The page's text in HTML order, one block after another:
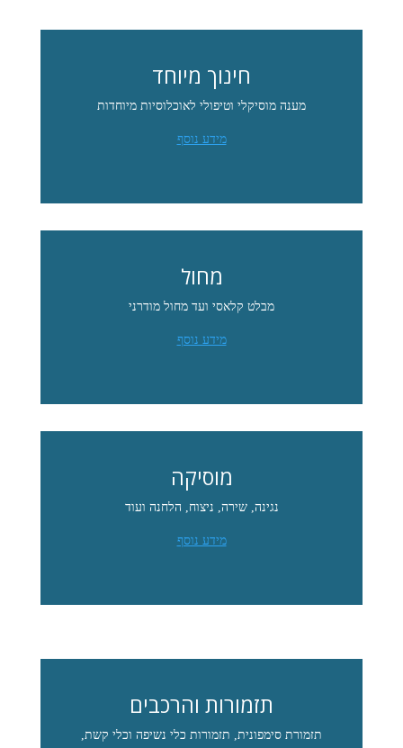
חינוך מיוחד
מענה מוסיקלי וטיפולי לאוכלוסיות מיוחדות
מידע נוסף
מחול
מבלט קלאסי ועד מחול מודרני
מידע נוסף
מוסיקה
נגינה, שירה, ניצוח, הלחנה ועוד
מידע נוסף
תזמורות והרכבים
תזמורת סימפונית, תזמורות כלי נשיפה וכלי קשת,